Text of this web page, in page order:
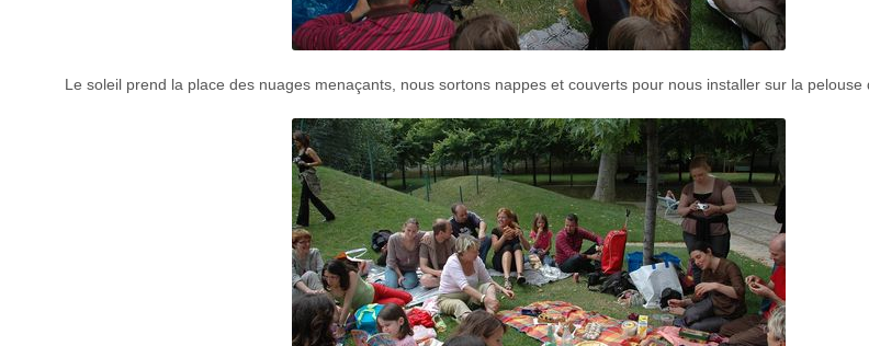
Le soleil prend la place des nuages menaçants, nous sortons nappes et couverts pour nous installer sur la pelouse